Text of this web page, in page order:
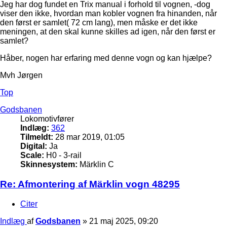
Jeg har dog fundet en Trix manual i forhold til vognen, -dog
viser den ikke, hvordan man kobler vognen fra hinanden, når
den først er samlet( 72 cm lang), men måske er det ikke
meningen, at den skal kunne skilles ad igen, når den først er
samlet?
Håber, nogen har erfaring med denne vogn og kan hjælpe?
Mvh Jørgen
Top
Godsbanen
Lokomotivfører
Indlæg: 362
Tilmeldt: 28 mar 2019, 01:05
Digital: Ja
Scale: H0 - 3-rail
Skinnesystem: Märklin C
Re: Afmontering af Märklin vogn 48295
Citer
Indlæg afGodsbanen » 21 maj 2025, 09:20